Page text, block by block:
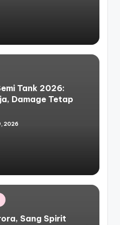
Tank 2026:
Damage Tetap
2026
Sang Spirit